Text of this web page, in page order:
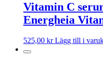
Vitamin C
Energheia
525,00 kr Lägg till i